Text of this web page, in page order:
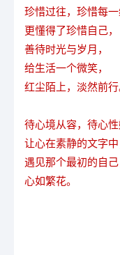
珍惜过往，珍惜每一
更懂得了珍惜自己，
善待时光与岁月，
给生活一个微笑，
红尘陌上，淡然前行
待心境从容，待心性
让心在素静的文字中
遇见那个最初的自己
心如繁花。